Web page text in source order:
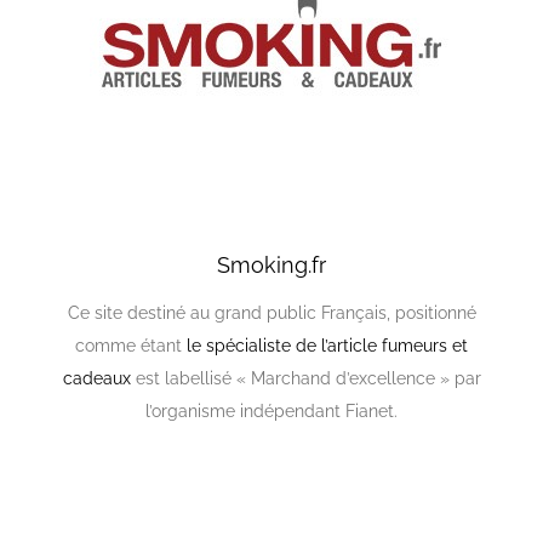
Smoking.fr
Ce site destiné au grand public Français, positionné
comme étant le spécialiste de l’article fumeurs et
cadeauxest labellisé « Marchand d’excellence » par
l’organisme indépendant Fianet.